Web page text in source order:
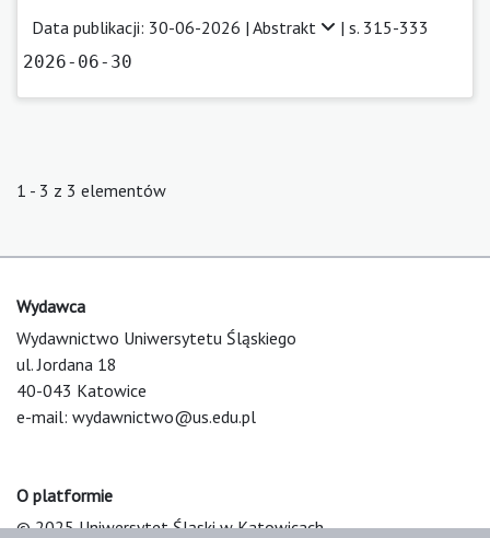
Data publikacji: 30-06-2026 | Abstrakt | s. 315-333
2026-06-30
1 - 3 z 3 elementów
Wydawca
Wydawnictwo Uniwersytetu Śląskiego
ul. Jordana 18
40-043 Katowice
e-mail: wydawnictwo@us.edu.pl
O platformie
© 2025 Uniwersytet Śląski w Katowicach